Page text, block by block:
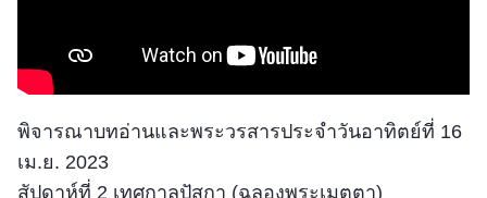
พิจารณาบทอ่านและพระวรสารประจำวันอาทิตย์ที่ 16
เม.ย. 2023
สัปดาห์ที่ 2 เทศกาลปัสกา (ฉลองพระเมตตา)